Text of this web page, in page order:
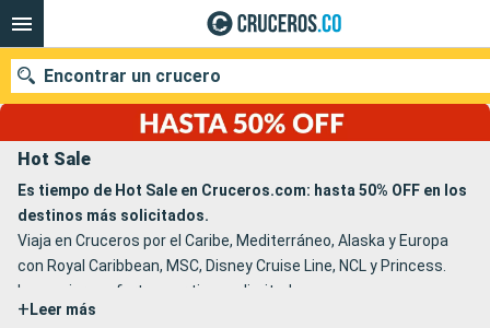
Encontrar un crucero
Fecha de salida
Buscar
Hot Sale
Es tiempo de Hot Sale en Cruceros.com: hasta 50% OFF en los
destinos más solicitados.
Viaja en Cruceros por el Caribe, Mediterráneo, Alaska y Europa
con Royal Caribbean, MSC, Disney Cruise Line, NCL y Princess.
Las mejores ofertas por tiempo limitado.
+ Leer más